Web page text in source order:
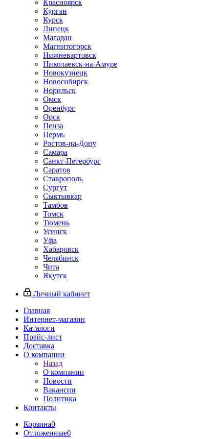
Красноярск
Курган
Курск
Липецк
Магадан
Магнитогорск
Нижневартовск
Николаевск-на-Амуре
Новокузнецк
Новосибирск
Норильск
Омск
Оренбург
Орск
Пенза
Пермь
Ростов-на-Дону
Самара
Санкт-Петербург
Саратов
Ставрополь
Сургут
Сыктывкар
Тамбов
Томск
Тюмень
Усинск
Уфа
Хабаровск
Челябинск
Чита
Якутск
Личный кабинет
Главная
Интернет-магазин
Каталоги
Прайс-лист
Доставка
О компании
Назад
О компании
Новости
Вакансии
Политика
Контакты
Корзина0
Отложенные0